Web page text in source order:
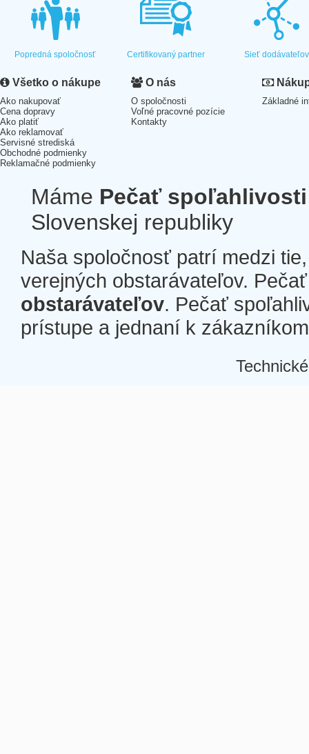
Popredná spoločnosť Certifikovaný partner Sieť dodávateľov
Všetko o nákupe
Ako nakupovať
Cena dopravy
Ako platiť
Ako reklamovať
Servisné strediská
Obchodné podmienky
Reklamačné podmienky
O nás
O spoločnosti
Voľné pracovné pozície
Kontakty
Základné
Máme Pečať spoľahlivosti
Slovenskej republiky
Naša spoločnosť patrí medzi
verejných obstarávateľov.
obstarávateľov. Pečať
prístupe a jednaní k